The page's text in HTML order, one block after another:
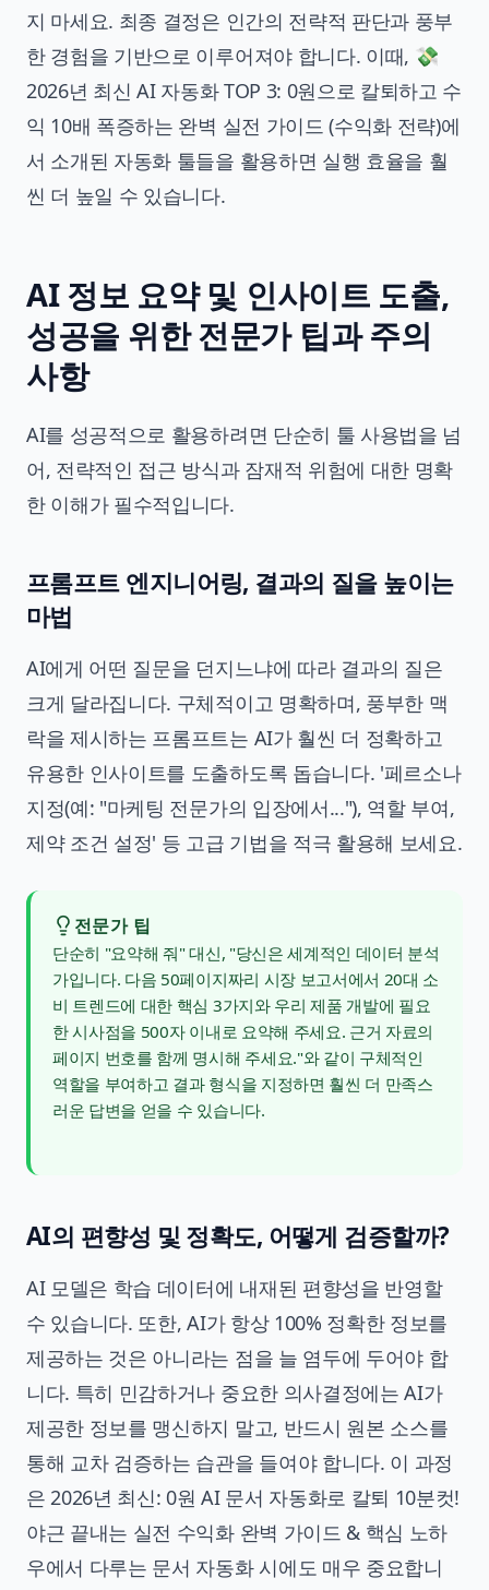
지 마세요. 최종 결정은 인간의 전략적 판단과 풍부
한 경험을 기반으로 이루어져야 합니다. 이때, 💸
2026년 최신 AI 자동화 TOP 3: 0원으로 칼퇴하고 수
익 10배 폭증하는 완벽 실전 가이드 (수익화 전략)에
서 소개된 자동화 툴들을 활용하면 실행 효율을 훨
씬 더 높일 수 있습니다.
AI 정보 요약 및 인사이트 도출,
성공을 위한 전문가 팁과 주의
사항
AI를 성공적으로 활용하려면 단순히 툴 사용법을 넘
어, 전략적인 접근 방식과 잠재적 위험에 대한 명확
한 이해가 필수적입니다.
프롬프트 엔지니어링, 결과의 질을 높이는
마법
AI에게 어떤 질문을 던지느냐에 따라 결과의 질은
크게 달라집니다. 구체적이고 명확하며, 풍부한 맥
락을 제시하는 프롬프트는 AI가 훨씬 더 정확하고
유용한 인사이트를 도출하도록 돕습니다. '페르소나
지정(예: "마케팅 전문가의 입장에서..."), 역할 부여,
제약 조건 설정' 등 고급 기법을 적극 활용해 보세요.
전문가 팁
단순히 "요약해 줘" 대신, "당신은 세계적인 데이터 분석
가입니다. 다음 50페이지짜리 시장 보고서에서 20대 소
비 트렌드에 대한 핵심 3가지와 우리 제품 개발에 필요
한 시사점을 500자 이내로 요약해 주세요. 근거 자료의
페이지 번호를 함께 명시해 주세요."와 같이 구체적인
역할을 부여하고 결과 형식을 지정하면 훨씬 더 만족스
러운 답변을 얻을 수 있습니다.
AI의 편향성 및 정확도, 어떻게 검증할까?
AI 모델은 학습 데이터에 내재된 편향성을 반영할
수 있습니다. 또한, AI가 항상 100% 정확한 정보를
제공하는 것은 아니라는 점을 늘 염두에 두어야 합
니다. 특히 민감하거나 중요한 의사결정에는 AI가
제공한 정보를 맹신하지 말고, 반드시 원본 소스를
통해 교차 검증하는 습관을 들여야 합니다. 이 과정
은2026년 최신: 0원 AI 문서 자동화로 칼퇴 10분컷!
야근 끝내는 실전 수익화 완벽 가이드 & 핵심 노하
우에서 다루는 문서 자동화 시에도 매우 중요합니